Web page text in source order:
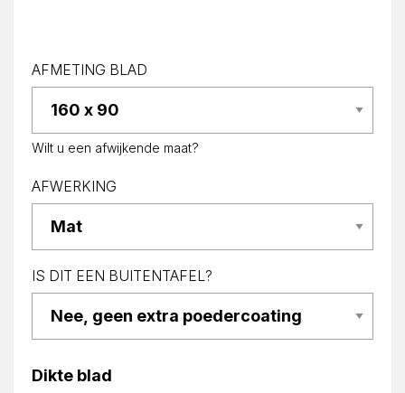
AFMETING BLAD
Wilt u een afwijkende maat?
AFWERKING
IS DIT EEN BUITENTAFEL?
Dikte blad